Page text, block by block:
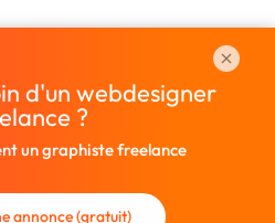
d'un webdesigner
?
un graphiste freelance
annonce (gratuit)